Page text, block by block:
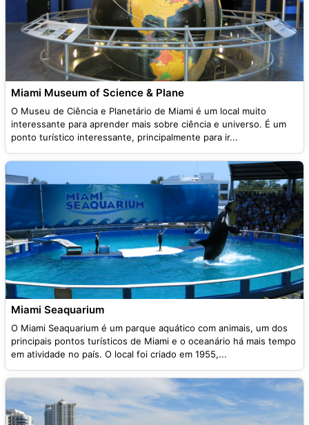
Miami Museum of Science & Plane
O Museu de Ciência e Planetário de Miami é um local muito
interessante para aprender mais sobre ciência e universo. É um
ponto turístico interessante, principalmente para ir...
Miami Seaquarium
O Miami Seaquarium é um parque aquático com animais, um dos
principais pontos turísticos de Miami e o oceanário há mais tempo
em atividade no país. O local foi criado em 1955,...